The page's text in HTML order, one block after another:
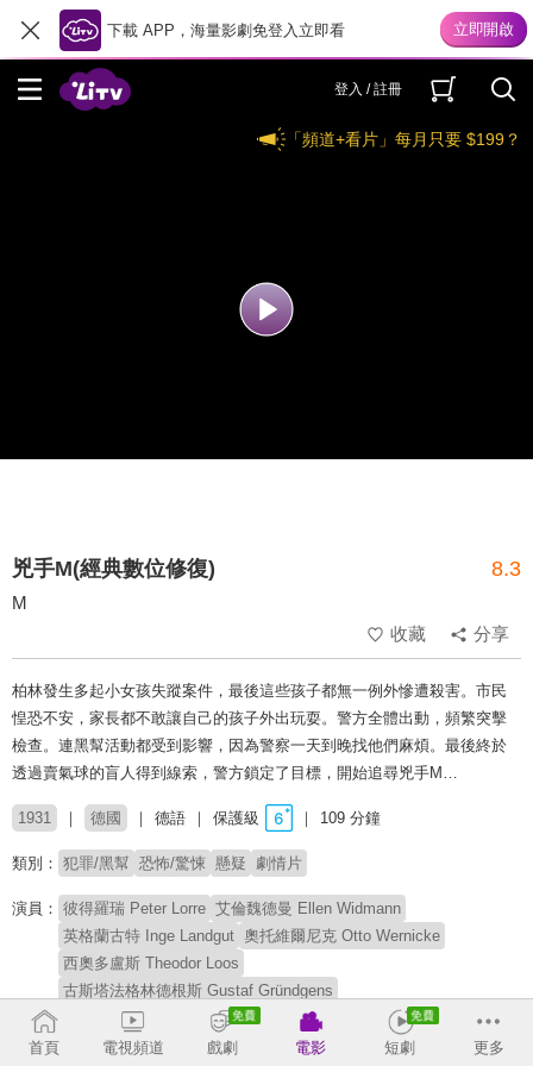
下載 APP，海量影劇免登入立即看
登入 / 註冊
「頻道+看片」每月只要 $199？
兇手M(經典數位修復) 8.3
M
收藏
分享
柏林發生多起小女孩失蹤案件，最後這些孩子都無一例外慘遭殺害。市民
惶恐不安，家長都不敢讓自己的孩子外出玩耍。警方全體出動，頻繁突擊
檢查。連黑幫活動都受到影響，因為警察一天到晚找他們麻煩。最後終於
透過賣氣球的盲人得到線索，警方鎖定了目標，開始追尋兇手M…
1931 德國 德語 保護級 109 分鐘
類別： 犯罪/黑幫 恐怖/驚悚 懸疑 劇情片
演員： 彼得羅瑞 Peter Lorre 艾倫魏德曼 Ellen Widmann
英格蘭古特 Inge Landgut 奧托維爾尼克 Otto Wernicke
西奧多盧斯 Theodor Loos
古斯塔法格林德根斯 Gustaf Gründgens
佛列茲奧德馬爾 Fritz Odemar
保羅肯普 Paul Kemp
西奧林根 Theo Lingen 葛哈波納特 Gerhard Bienert
首頁 電視頻道 戲劇 電影 短劇 更多